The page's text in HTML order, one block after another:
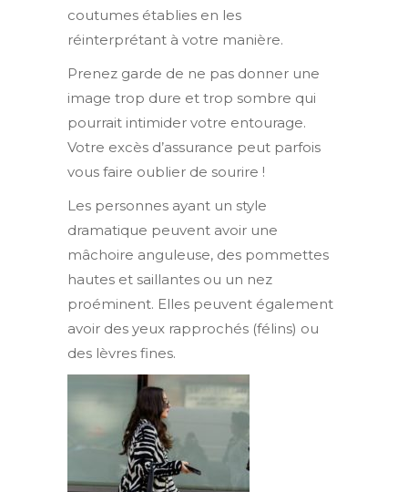
coutumes établies en les
réinterprétant à votre manière.
Prenez garde de ne pas donner une
image trop dure et trop sombre qui
pourrait intimider votre entourage.
Votre excès d’assurance peut parfois
vous faire oublier de sourire !
Les personnes ayant un style
dramatique peuvent avoir une
mâchoire anguleuse, des pommettes
hautes et saillantes ou un nez
proéminent. Elles peuvent également
avoir des yeux rapprochés (félins) ou
des lèvres fines.